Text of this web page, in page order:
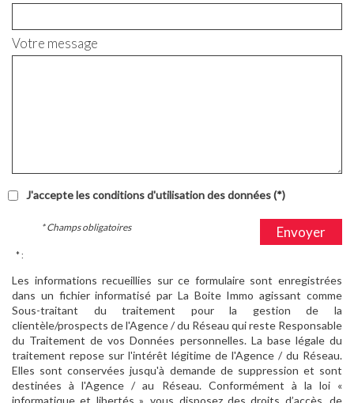
Votre message
J'accepte les conditions d'utilisation des données (*)
Envoyer
* Champs obligatoires
* :
Les informations recueillies sur ce formulaire sont enregistrées
dans un fichier informatisé par La Boite Immo agissant comme
Sous-traitant du traitement pour la gestion de la
clientèle/prospects de l'Agence / du Réseau qui reste Responsable
du Traitement de vos Données personnelles. La base légale du
traitement repose sur l'intérêt légitime de l'Agence / du Réseau.
Elles sont conservées jusqu'à demande de suppression et sont
destinées à l'Agence / au Réseau. Conformément à la loi «
informatique et libertés », vous disposez des droits d’accès, de